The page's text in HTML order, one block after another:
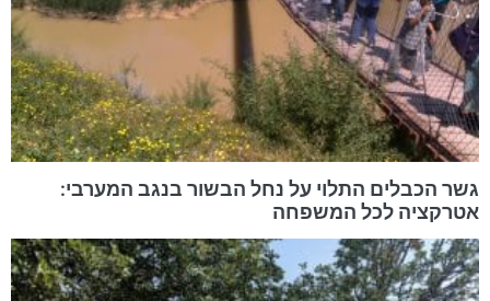
גשר הכבלים התלוי על נחל הבשור בנגב המערבי:
אטרקציה לכל המשפחה